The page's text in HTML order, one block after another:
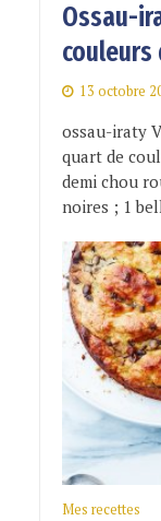
Ossau-
couleurs
13 octobre
ossau-iraty
quart de
demi chou
noires ; 1
Mes recettes